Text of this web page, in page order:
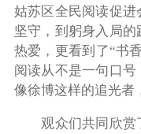
姑苏区全民阅读促
坚守，到躬身入局
热爱，更看到了“书
阅读从不是一句口
像徐博这样的追光者
观众们共同欣